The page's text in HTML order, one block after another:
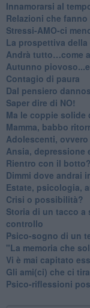
Innamorarsi al
​Relazioni che fanno
​Stressi-AMO-ci
​La prospettiva
​Andrà tutto…come
Autunno
​Contagio di paura
​Dal pensiero
​Saper dire di NO!
​Ma le coppie
​Mamma, babbo
Adolescenti,
Ansia, depressione
​Rientro con il
Dimmi dove andrai
​Estate, psicologia,
​Crisi o possibilità?
​Storia di un tacco a
controllo
​Psico-sogno di un
"La memoria che
​Vi è mai capitato
​Gli ami(ci) che ci
Psico-riflessioni